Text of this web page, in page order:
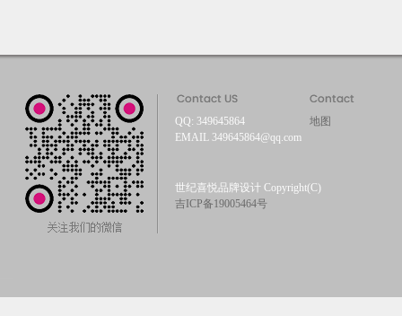
QQ: 349645864
EMAIL 349645864@qq.com
地图
世纪喜悦品牌设计 Copyright(C)
吉ICP备19005464号